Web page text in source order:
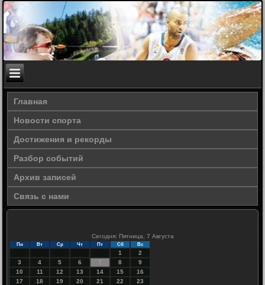
Главная
Новости спорта
Достижения и рекорды
Разбор событий
Архив записей
Связь с нами
Сегодня: Пятница, 7 Августа
Пн Вт Ср Чт Пт Сб Вс
1
2
3
4 5 6 7 8
9
10
11 12 13 14 15
16
17
18 19 20 21 22
23